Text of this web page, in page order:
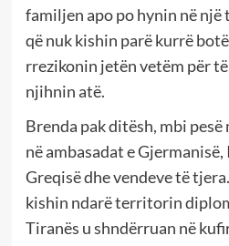
familjen apo po hynin në
që nuk kishin parë kurrë
rrezikonin jetën vetëm për
njihnin atë.
Brenda pak ditësh, mbi
në ambasadat e Gjermanisë,
Greqisë dhe vendeve të
kishin ndarë territorin
Tiranës u shndërruan në